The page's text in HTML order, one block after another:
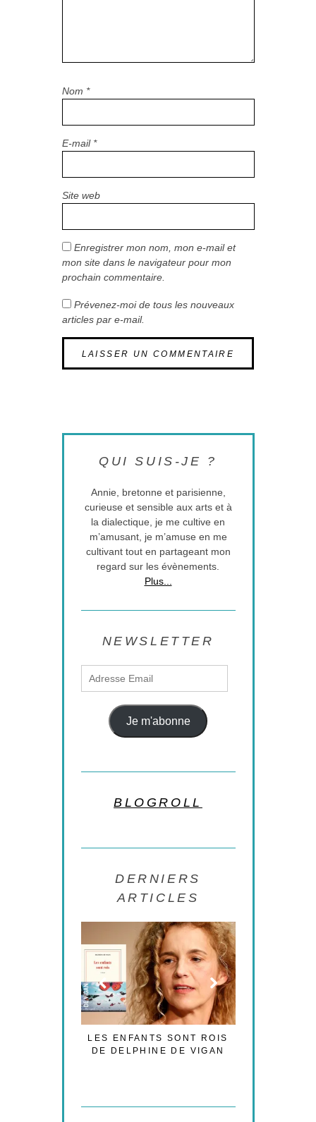
Nom *
E-mail *
Site web
Enregistrer mon nom, mon e-mail et
mon site dans le navigateur pour mon
prochain commentaire.
Prévenez-moi de tous les nouveaux
articles par e-mail.
QUI SUIS-JE ?
Annie, bretonne et parisienne,
curieuse et sensible aux arts et à
la dialectique, je me cultive en
m’amusant, je m’amuse en me
cultivant tout en partageant mon
regard sur les évènements.
Plus...
NEWSLETTER
Je m'abonne
BLOGROLL
DERNIERS
ARTICLES
LES ENFANTS SONT ROIS
DE DELPHINE DE VIGAN
LES CESARS 2021 –
NOUVELLE TRIBUNE